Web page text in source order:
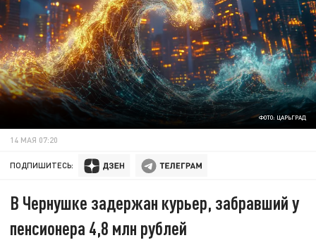
ФОТО: ЦАРЬГРАД
14 МАЯ 07:20
ПОДПИШИТЕСЬ:
В Чернушке задержан курьер, забравший у
пенсионера 4,8 млн рублей